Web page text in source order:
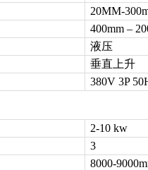
20MM-
400mm –
液压
垂直上升
380V 3P
2-10 kw
3
8000-